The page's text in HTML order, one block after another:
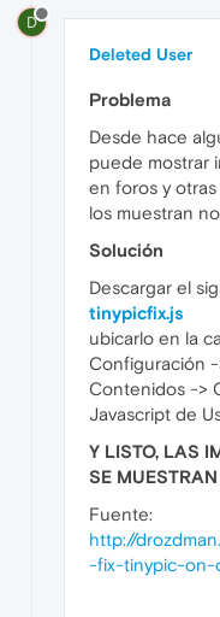
D
Deleted User
Problema
Desde hace
puede mostrar
en foros y
los muestran
Solución
Descargar el
tinypicfix.js
ubicarlo en la
Configuración
Contenidos ->
Javascript de
Y LISTO, LAS
SE
Fuente:
http://
-fix-tinypic-on-